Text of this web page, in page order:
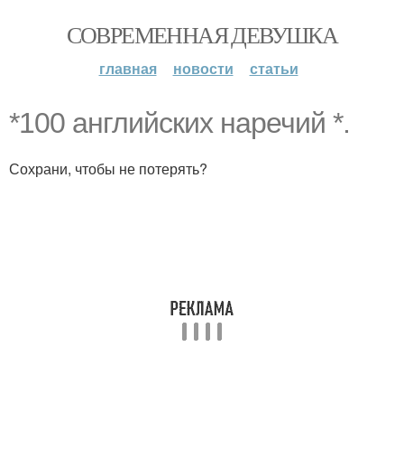
СОВРЕМЕННАЯ ДЕВУШКА
главная новости статьи
*100 английских наречий *.
Сохрани, чтобы не потерять?